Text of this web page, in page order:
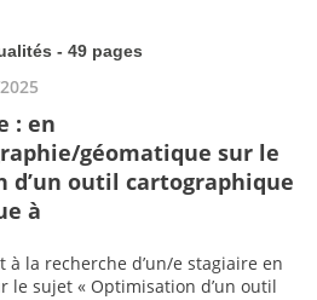
- 49 pages
: en
géomatique sur le
outil cartographique
à
à la recherche d’un/e stagiaire en
le sujet « Optimisation d’un outil